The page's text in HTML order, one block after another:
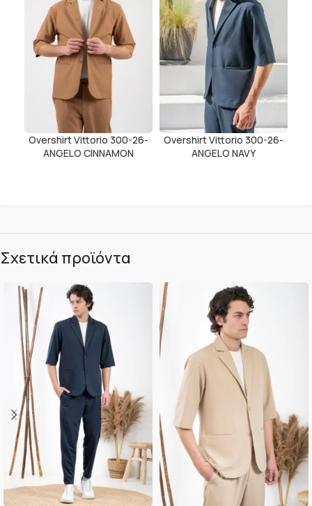
Overshirt Vittorio 300-26-
ANGELO CINNAMON
Overshirt Vittorio 300-26-
ANGELO NAVY
Σχετικά προϊόντα